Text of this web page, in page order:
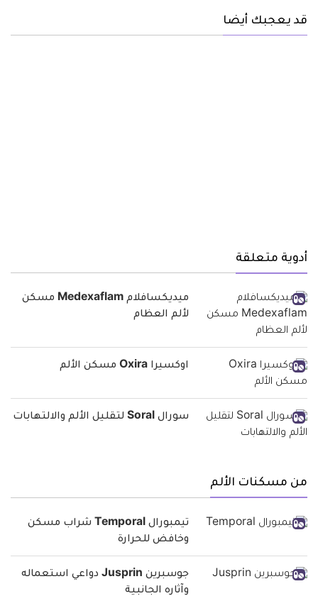
قد يعجبك أيضا
أدوية متعلقة
ميديكسافلام Medexaflam مسكن
لألم العظام
اوكسيرا Oxira مسكن الألم
سورال Soral لتقليل الألم والالتهابات
من مسكنات الألم
تيمبورال Temporal شراب مسكن
وخافض للحرارة
جوسبرين Jusprin دواعي استعماله
وآثاره الجانبية